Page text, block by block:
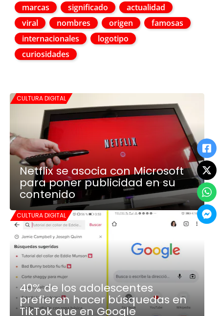
marcas significado
actualidad
viral
nombres origen
famosas
internacionales
logotipo
curiosidades
CULTURA DIGITAL
Netflix se asocia con Microsoft
para poner publicidad en su
contenido
CULTURA DIGITAL
40% de los adolescentes
prefieren hacer búsquedas en
TikTok que en Google